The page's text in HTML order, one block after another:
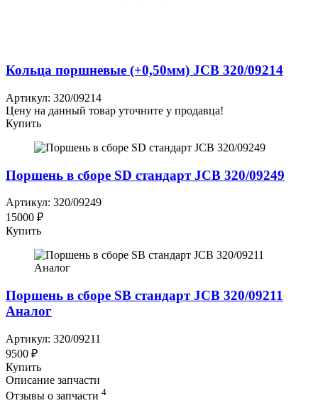
Кольца поршневые (+0,50мм) JCB 320/09214
Артикул: 320/09214
Цену на данный товар уточните у продавца!
Купить
Поршень в сборе SD стандарт JCB 320/09249
Артикул: 320/09249
15000 ₽
Купить
Поршень в сборе SB стандарт JCB 320/09211
Аналог
Артикул: 320/09211
9500 ₽
Купить
Описание запчасти
Отзывы о запчасти 4